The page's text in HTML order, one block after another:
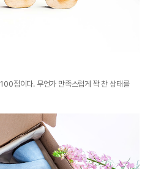
점이다. 무언가 만족스럽게 꽉 찬 상태를